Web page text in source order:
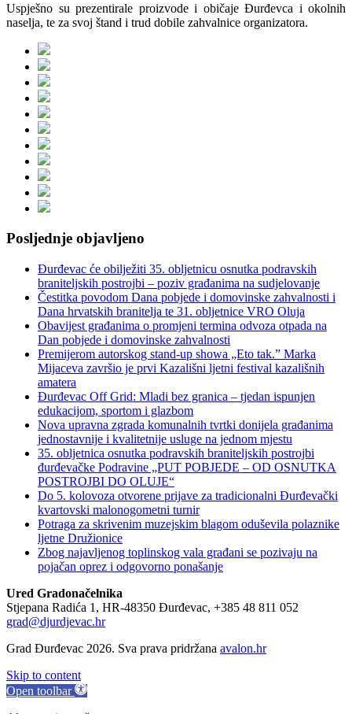
Uspješno su prezentirale proizvode i običaje Đurđevca i okolnih
naselja, te za svoj štand i trud dobile zahvalnice organizatora.
Posljednje objavljeno
Đurđevac će obilježiti 35. obljetnicu osnutka podravskih
braniteljskih postrojbi – poziv građanima na sudjelovanje
Čestitka povodom Dana pobjede i domovinske zahvalnosti i
Dana hrvatskih branitelja te 31. obljetnice VRO Oluja
Obavijest građanima o promjeni termina odvoza otpada na
Dan pobjede i domovinske zahvalnosti
Premijerom autorskog stand-up showa „Eto tak.” Marka
Mijaceva završio je prvi Kazališni ljetni festival kazališnih
amatera
Đurđevac Off Grid: Mladi bez granica – tjedan ispunjen
edukacijom, sportom i glazbom
Nova upravna zgrada komunalnih tvrtki donijela građanima
jednostavnije i kvalitetnije usluge na jednom mjestu
35. obljetnica osnutka podravskih braniteljskih postrojbi
đurđevačke Podravine „PUT POBJEDE – OD OSNUTKA
POSTROJBI DO OLUJE“
Do 5. kolovoza otvorene prijave za tradicionalni Đurđevački
kvartovski malonogometni turnir
Potraga za skrivenim muzejskim blagom oduševila polaznike
ljetne Družionice
Zbog najavljenog toplinskog vala građani se pozivaju na
pojačan oprez i odgovorno ponašanje
Ured Gradonačelnika
Stjepana Radića 1, HR-48350 Đurđevac, +385 48 811 052
grad@djurdjevac.hr
Grad Đurđevac 2026. Sva prava pridržana avalon.hr
Skip to content
Open toolbar